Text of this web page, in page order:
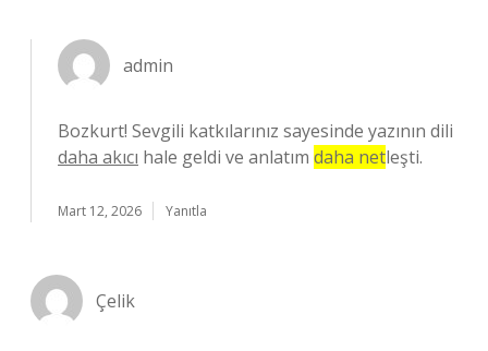
admin
Bozkurt! Sevgili katkılarınız sayesinde yazının dili
daha akıcı hale geldi ve anlatım daha netleşti.
Mart 12, 2026 Yanıtla
Çelik